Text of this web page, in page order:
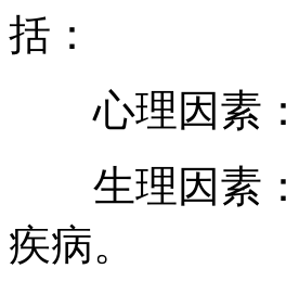
括：
心理因素：
生理因素：
疾病。